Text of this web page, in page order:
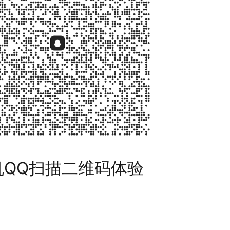
扫描二维码体验